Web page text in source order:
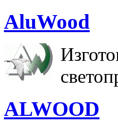
AluWood
ALWOOD